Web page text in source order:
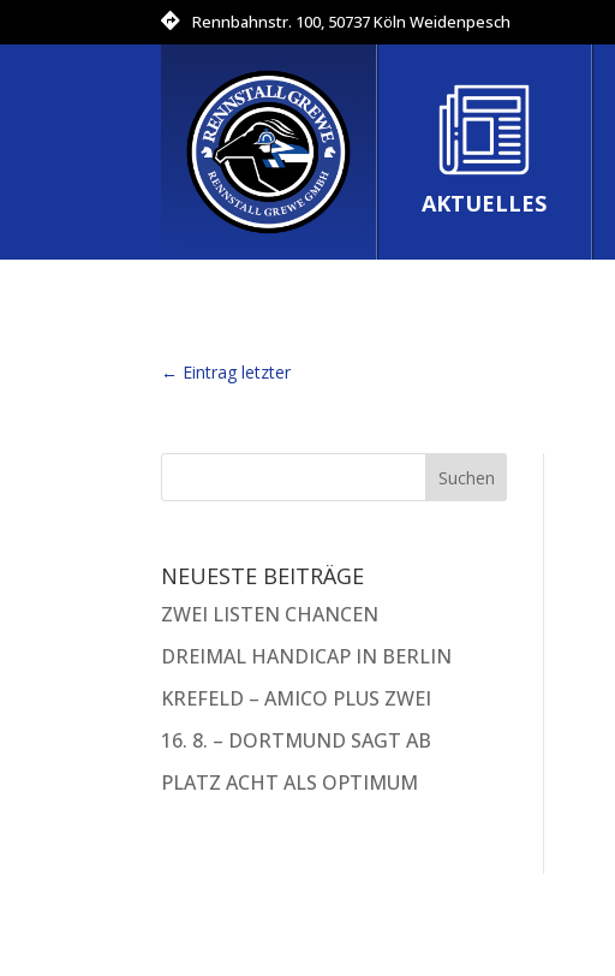
Rennbahnstr. 100, 50737 Köln Weidenpesch
AKTUELLES
← Eintrag letzter
NEUESTE BEITRÄGE
ZWEI LISTEN CHANCEN
DREIMAL HANDICAP IN BERLIN
KREFELD – AMICO PLUS ZWEI
16. 8. – DORTMUND SAGT AB
PLATZ ACHT ALS OPTIMUM